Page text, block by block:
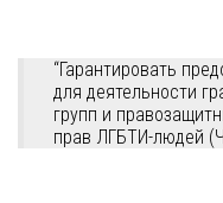
“Гарантировать
для деятельности
групп и
прав ЛГБТИ-людей